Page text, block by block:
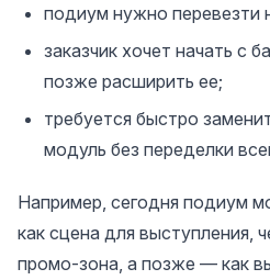
подиум нужно перевезти
заказчик хочет начать с
позже расширить ее;
требуется быстро
модуль без переделки
Например, сегодня подиум
как сцена для выступления,
промо-зона, а позже — как